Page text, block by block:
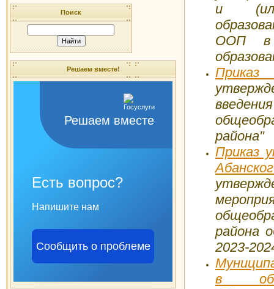
Поиск
Решаем вместе!
Решаем вместе
Есть вопрос?
Напишите нам
Сообщить о проблеме
и
ООП в
района"
Приказ
района
2023-
в